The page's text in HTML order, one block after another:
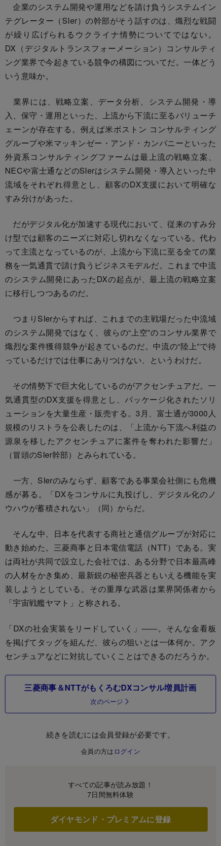
企業のシステム開発や運用などを請け負うシステムイン
テグレーター（SIer）の幹部がそう話すのは、熾烈な戦闘
が繰り広げられるウクライナ情勢についてではない。
DX（デジタルトランスフォーメーション）コンサルティ
ング業界で今起きている競争の構図についてだ。一体どう
いう意味か。
業界には、戦略立案、データ分析、システム開発・導
入、保守・運用といった、上流から下流に至るバリューチ
ェーンが存在する。例えば米ボストン コンサルティング
グループや米マッキンゼー・アンド・カンパニーといった
外資系コンサルティングファームは最上流の戦略立案、
NECや富士通などのSIerはシステム開発・導入といった中
流域をそれぞれ得意とし、顧客のDX支援において明確な
すみ分けがあった。
だがデジタル化が加速する現代において、従来のすみ分
け型では顧客のニーズに対応し切れなくなっている。代わ
って主流となっているのが、上流から下流に至る全ての業
務を一気通貫で請け負うビジネスモデルだ。これまで中流
のシステム開発にあったDXの起点が、最上流の戦略立案
に移行しつつあるのだ。
つまりSIerからすれば、これまでの主戦場だった中流域
のシステム開発ではなく、彼らの“上空”のコンサル業界で
熾烈な案件獲得競争が起きているのだ。中流の“陸上”で待
っているだけでは仕事にありつけない、というわけだ。
その情勢下で巨大化しているのがアクセンチュアだ。一
気通貫型のDX支援を得意とし、パッケージ化されたソリ
ューションを大量生産・販売する。3月、富士通が3000人
規模のリストラを公表したのは、「上流から下流へ利益の
源泉を移したアクセンチュアに案件を奪われた影響だ」
（冒頭のSIer幹部）とみられている。
一方、SIerのみならず、顧客である事業会社側にも危機
感が募る。「DXをコンサルに丸投げし、デジタル化のノ
ウハウが蓄積されない」（同）からだ。
そんな中、日本を代表する商社と通信グループが対応に
動き始めた。三菱商事と日本電信電話（NTT）である。実
は両社が共同で設立した会社では、ある分野で日本最高峰
の人材をかき集め、最新鋭の秘密兵器ともいえる機能を実
装しようとしている。その重厚な武器は業界関係者から
「宇宙戦艦ヤマト」と称される。
「DXの社会実装をリードしていく」――。そんな金看板
を掲げてタッグを組んだ、彼らの狙いとは一体何か。アク
センチュアなどに対抗していくことはできるのだろうか。
三菱商事＆NTTがもくろむDXコンサル増員計画
次のページ
続きを読むには会員登録が必要です。
会員の方は ログイン
すべての記事が読み放題！
7日間無料体験
ダイヤモンド・プレミアムに登録